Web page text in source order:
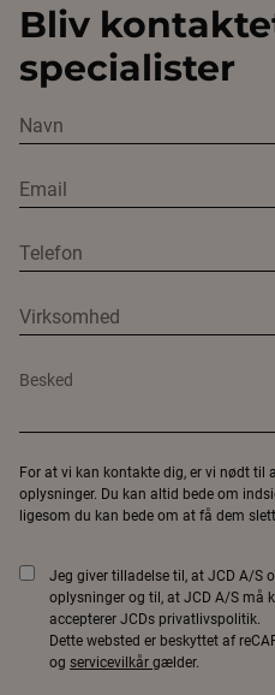
Bliv
specialister
For at vi kan kontakte dig, er vi nødt til
oplysninger. Du kan altid bede om
ligesom du kan bede om at få dem
Jeg giver tilladelse til, at JCD A/S
oplysninger og til, at JCD A/S må
accepterer JCDs privatlivspolitik.
Dette websted er beskyttet af
og servicevilkår gælder.